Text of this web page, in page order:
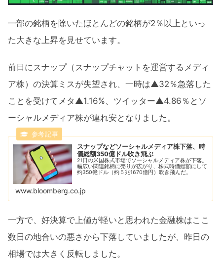
一部の銘柄を除いたほとんどの銘柄が2％以上といっ
た大きな上昇を見せています。
前日にスナップ（スナップチャットを運営するメディ
ア株）の決算ミスが失望され、一時は▲32％急落した
ことを受けてメタ▲1.16%、ツイッター▲4.86％とソ
ーシャルメディア株が連れ安となりました。
スナップなどソーシャルメディア株下落、時
価総額350億ドル吹き飛ぶ
21日の米国株式市場でソーシャルメディア株が下落。
幅広い関連銘柄に売りが広がり、株式時価総額にして
約350億ドル（約５兆1670億円）吹き飛んだ。
www.bloomberg.co.jp
一方で、好決算で上値が軽いと思われた金融株はここ
数日の地合いの悪さから下落していましたが、昨日の
相場では大きく反転しました。